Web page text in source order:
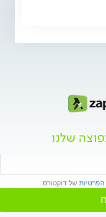
שלנו
הפרטיות של דוקטורס